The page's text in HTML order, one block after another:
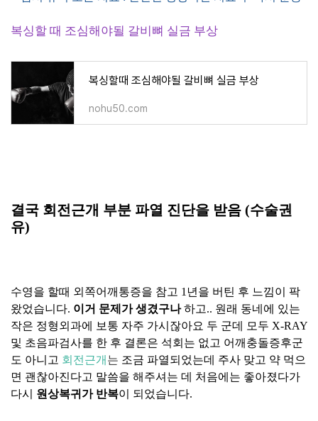
복싱할 때 조심해야될 갈비뼈 실금 부상
복싱할때 조심해야될 갈비뼈 실금 부상
nohu50.com
결국 회전근개 부분 파열 진단을 받음 (수술권
유)
수영을 할때 외쪽어깨통증을 참고 1년을 버틴 후 느낌이 팍
왔었습니다. 이거 문제가 생겼구나하고.. 원래 동네에 있는
작은 정형외과에 보통 자주 가시잖아요 두 군데 모두 X-RAY
및 초음파검사를 한 후 결론은 석회는 없고 어깨충돌증후군
도 아니고 회전근개 는 조금 파열되었는데 주사 맞고 약 먹으
면 괜찮아진다고 말씀을 해주셔는 데 처음에는 좋아졌다가
다시 원상복귀가 반복이 되었습니다.